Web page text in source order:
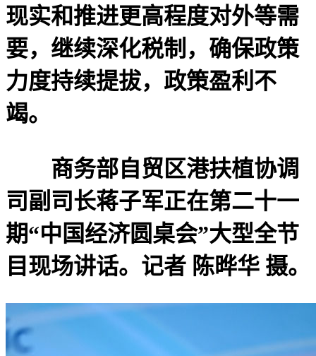
现实和推进更高程度对外等需
要，继续深化税制，确保政策
力度持续提拔，政策盈利不
竭。
商务部自贸区港扶植协调
司副司长蒋子军正在第二十一
期“中国经济圆桌会”大型全节
目现场讲话。记者 陈晔华 摄。